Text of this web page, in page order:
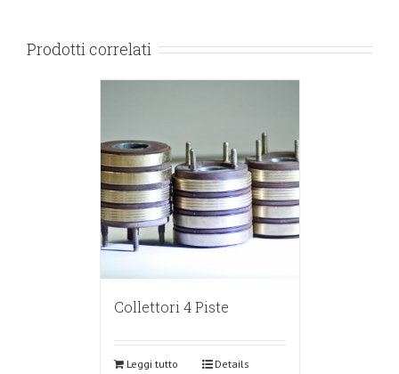
Prodotti correlati
Collettori 4 Piste
Leggi tutto Details